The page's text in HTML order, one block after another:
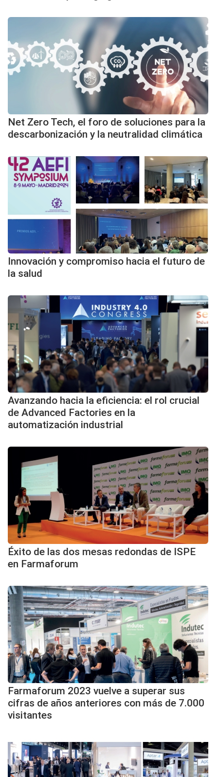
Net Zero Tech, el foro de soluciones para la
descarbonización y la neutralidad climática
Innovación y compromiso hacia el futuro de
la salud
Avanzando hacia la eficiencia: el rol crucial
de Advanced Factories en la
automatización industrial
Éxito de las dos mesas redondas de ISPE
en Farmaforum
Farmaforum 2023 vuelve a superar sus
cifras de años anteriores con más de 7.000
visitantes